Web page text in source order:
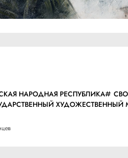
НАРОДНАЯ РЕСПУБЛИКА
СВО
ХУДОЖЕСТВЕННЫЙ